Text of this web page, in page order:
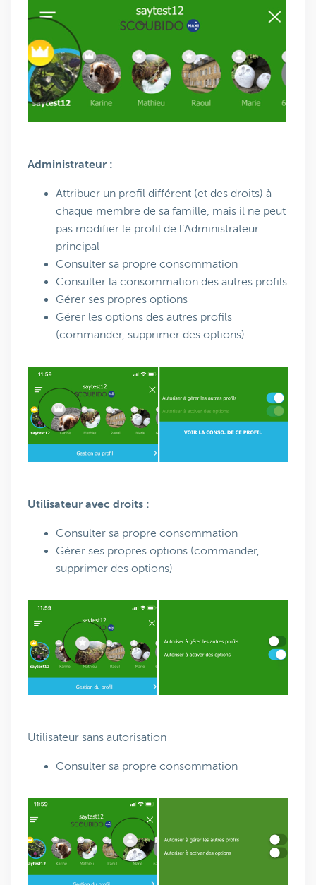
Administrateur :
Attribuer un profil différent (et des droits) à
chaque membre de sa famille, mais il ne peut
pas modifier le profil de l’Administrateur
principal
Consulter sa propre consommation
Consulter la consommation des autres profils
Gérer ses propres options
Gérer les options des autres profils
(commander, supprimer des options)
Utilisateur avec droits :
Consulter sa propre consommation
Gérer ses propres options (commander,
supprimer des options)
Utilisateur sans autorisation
Consulter sa propre consommation